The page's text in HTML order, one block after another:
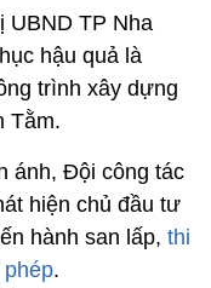
UBND TP Nha
hậu quả là
trình xây dựng
Tằm.
ánh, Đội công tác
hiện chủ đầu tư
hành san lấp, thi
.